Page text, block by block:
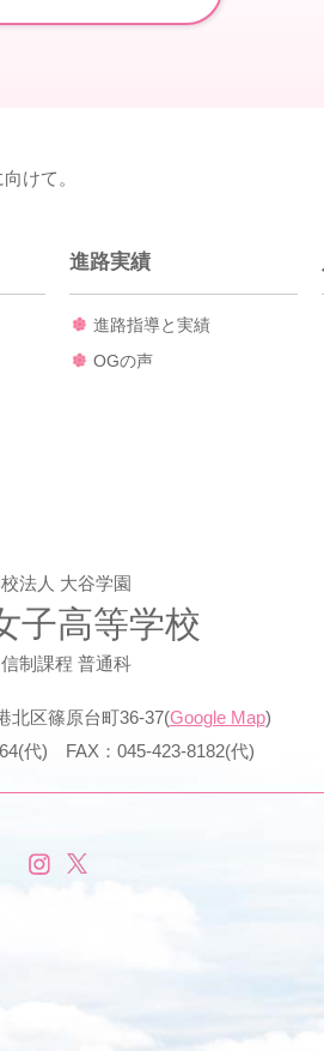
けて。
進路実績
進路指導と実績
OGの声
法人 大谷学園
子高等学校
制課程 普通科
北区篠原台町36-37(Google Map)
代) FAX：045-423-8182(代)